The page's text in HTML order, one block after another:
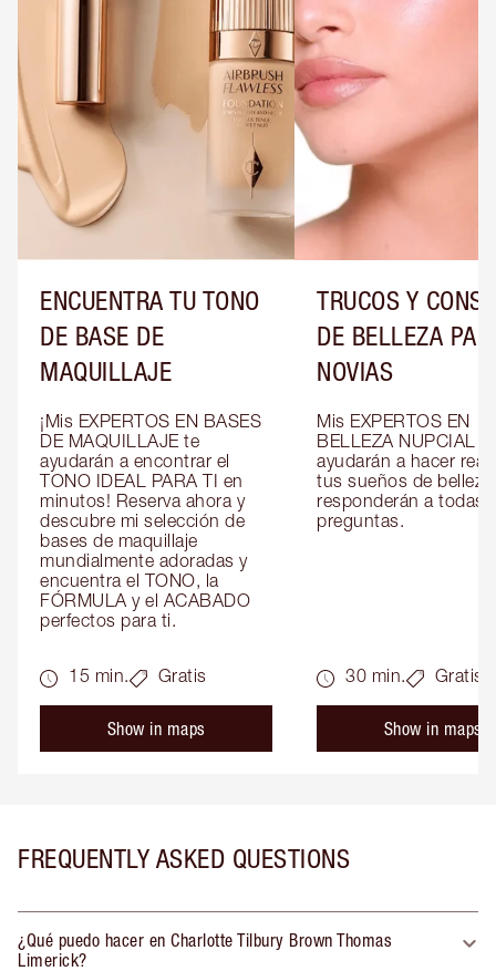
ENCUENTRA TU TONO
DE BASE DE
MAQUILLAJE
¡Mis EXPERTOS EN BASES
DE MAQUILLAJE te
ayudarán a encontrar el
TONO IDEAL PARA TI en
minutos! Reserva ahora y
descubre mi selección de
bases de maquillaje
mundialmente adoradas y
encuentra el TONO, la
FÓRMULA y el ACABADO
perfectos para ti.
15 min. Gratis
Show in maps
TRUCOS Y
DE BELLEZA
NOVIAS
Mis EXPERTOS EN
BELLEZA NUPCIAL te
ayudarán a hacer
tus sueños de belleza
responderán a todas
preguntas.
30 min. Gratis
Show in maps
FREQUENTLY ASKED QUESTIONS
¿Qué puedo hacer en Charlotte Tilbury Brown Thomas
Limerick?